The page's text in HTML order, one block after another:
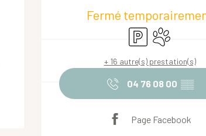
Fermé
ParkingAnimaux
+ 16 autre(s) prestation(s)
04 76 08 00 ▒▒
Page Facebook